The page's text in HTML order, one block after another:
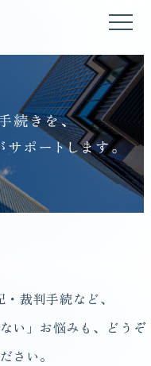
裁判手続など、
い」お悩みも、どうぞ
さい。